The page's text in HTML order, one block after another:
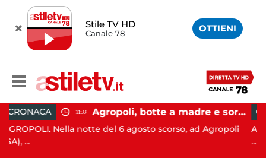
Stile TV HD
Canale 78 OTTIENI
Agropoli, botte a madre e sorella per ottenere denaro: 31enne in carcere
del 6 agosto scorso, ad Agropoli
CRONACA 11:39
ANGRI. In data 6